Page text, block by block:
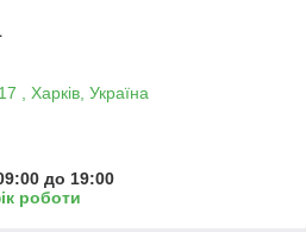
, Харків, Україна
до 19:00
роботи